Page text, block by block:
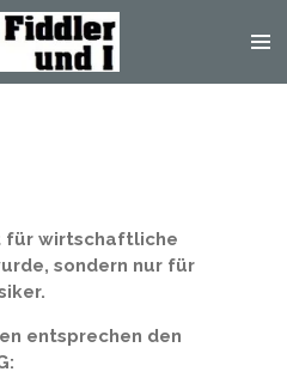
für wirtschaftliche
sondern nur für
entsprechen den